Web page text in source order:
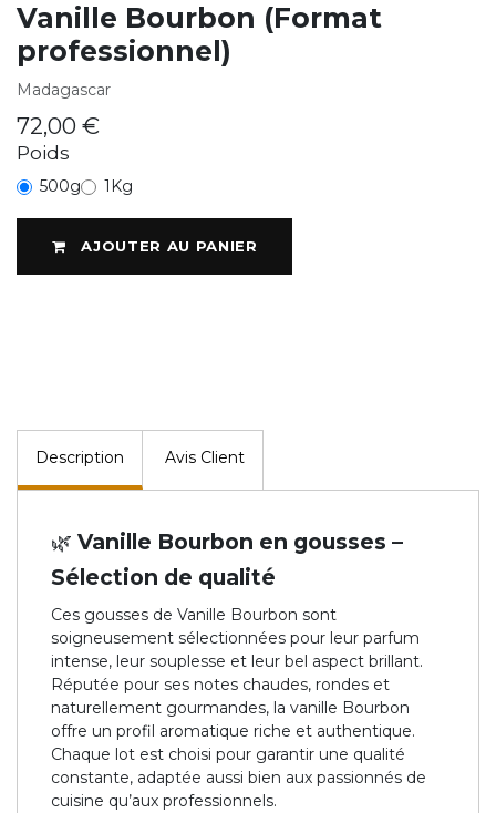
Vanille Bourbon (Format
professionnel)
Madagascar
72,00 €
Poids
500g 1Kg
AJOUTER AU PANIER
Description Avis Client
🌿 Vanille Bourbon en gousses –
Sélection de qualité
Ces gousses de Vanille Bourbon sont
soigneusement sélectionnées pour leur parfum
intense, leur souplesse et leur bel aspect brillant.
Réputée pour ses notes chaudes, rondes et
naturellement gourmandes, la vanille Bourbon
offre un profil aromatique riche et authentique.
Chaque lot est choisi pour garantir une qualité
constante, adaptée aussi bien aux passionnés de
cuisine qu’aux professionnels.